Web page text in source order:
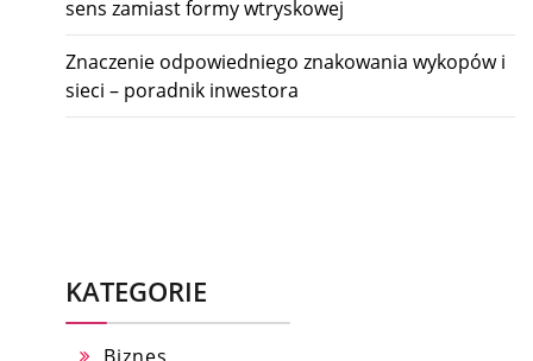
sens zamiast formy wtryskowej
Znaczenie odpowiedniego znakowania wykopów i
sieci – poradnik inwestora
KATEGORIE